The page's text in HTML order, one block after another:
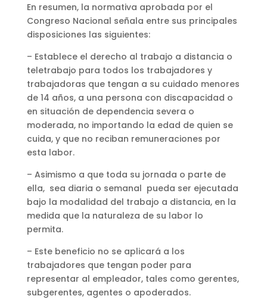
En resumen, la normativa aprobada por el
Congreso Nacional señala entre sus principales
disposiciones las siguientes:
– Establece el derecho al trabajo a distancia o
teletrabajo para todos los trabajadores y
trabajadoras que tengan a su cuidado menores
de 14 años, a una persona con discapacidad o
en situación de dependencia severa o
moderada, no importando la edad de quien se
cuida, y que no reciban remuneraciones por
esta labor.
– Asimismo a que toda su jornada o parte de
ella, sea diaria o semanal pueda ser ejecutada
bajo la modalidad del trabajo a distancia, en la
medida que la naturaleza de su labor lo
permita.
– Este beneficio no se aplicará a los
trabajadores que tengan poder para
representar al empleador, tales como gerentes,
subgerentes, agentes o apoderados.